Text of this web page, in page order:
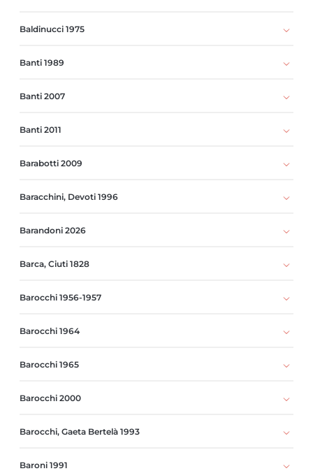
Baldinucci 1975
Banti 1989
Banti 2007
Banti 2011
Barabotti 2009
Baracchini, Devoti 1996
Barandoni 2026
Barca, Ciuti 1828
Barocchi 1956-1957
Barocchi 1964
Barocchi 1965
Barocchi 2000
Barocchi, Gaeta Bertelà 1993
Baroni 1991